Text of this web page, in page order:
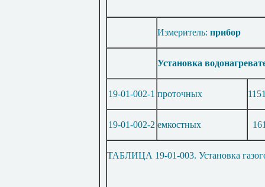
Измеритель: прибор
Установка
19-01-002-1 проточных
19-01-002-2 емкостных
ТАБЛИЦА 19-01-003. Установка